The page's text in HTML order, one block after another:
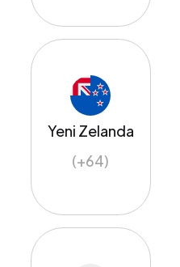
Yeni Zelanda
(+64)